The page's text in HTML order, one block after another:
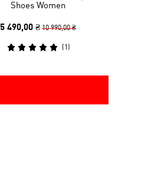
Shoes Women
5 490,00 ₴ 10 990,00 ₴
(1 )